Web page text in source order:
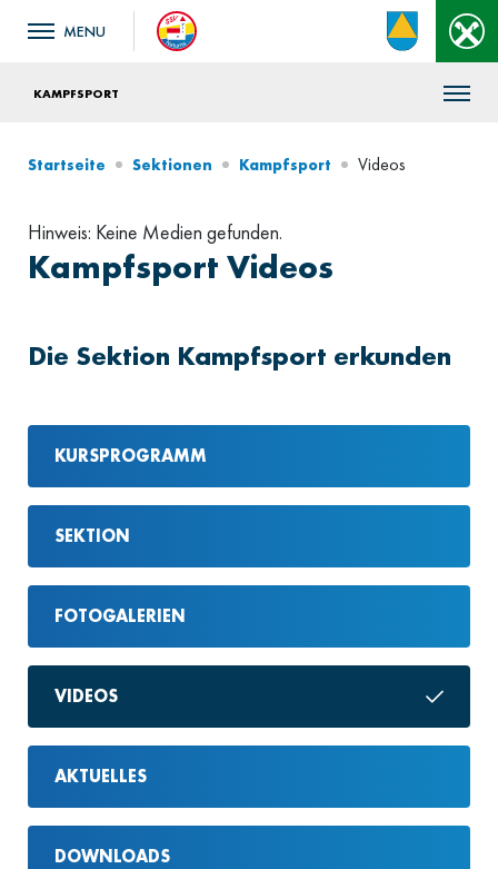
KAMPFSPORT
Startseite Sektionen Kampfsport Videos
Hinweis: Keine Medien gefunden.
Kampfsport Videos
Die Sektion Kampfsport erkunden
KURSPROGRAMM
SEKTION
FOTOGALERIEN
VIDEOS
AKTUELLES
DOWNLOADS